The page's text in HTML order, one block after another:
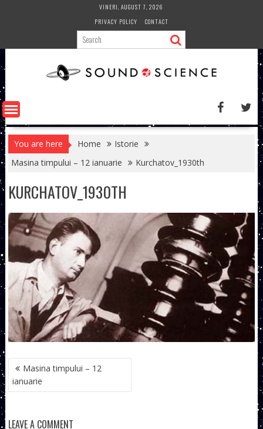
VINERI, AUGUST 7, 2026
PRIVACY POLICY
CONTACT
You are here Home
Istorie
Masina timpului – 12 ianuarie
Kurchatov_1930th
KURCHATOV_1930TH
NAVIGARE
ÎN
ARTICOLE
Masina timpului – 12
ianuarie
LEAVE A COMMENT